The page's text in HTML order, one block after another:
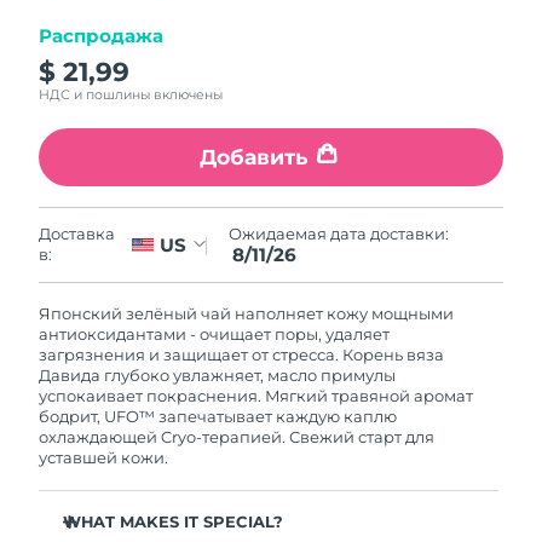
Распродажа
$ 21,99
НДС и пошлины включены
Добавить
Доставка
в:
US Ожидаемая дата доставки:
8/11/26
Японский зелёный чай наполняет кожу мощными
антиоксидантами - очищает поры, удаляет
загрязнения и защищает от стресса. Корень вяза
Давида глубоко увлажняет, масло примулы
успокаивает покраснения. Мягкий травяной аромат
бодрит, UFO™ запечатывает каждую каплю
охлаждающей Cryo-терапией. Свежий старт для
уставшей кожи.
WHAT MAKES IT SPECIAL?
Израиль
Италия
Ожидаемая дата доставки
8/10/26
Япония
Джерси
Казахстан
Ожидаемая дата доставки
Кувейт
Ожидаемая дата доставки
Ожидаемая дата доставки